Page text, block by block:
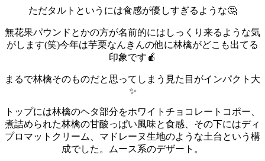
ただタルトというには食感が優しすぎるような🤔
無花果パウンドとかの方が名前的にはしっくり来るような気
がします(笑)今年は芋栗なんきんの他に林檎がどこも出てる
印象です🍎
まるで林檎そのものだと思ってしまう見た目がインパクト大
✨
トップには林檎のヘタ部分をホワイトチョコレートコポー、
煮詰められた林檎の甘酸っぱい風味と食感、その下にはディ
プロマットクリーム、マドレーヌ生地のような土台という構
成でした。
ムース系のデザート。